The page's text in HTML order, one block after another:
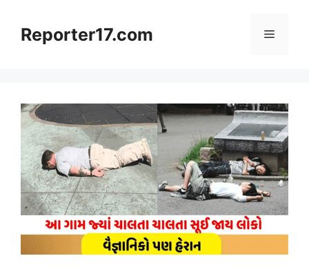
contentReporter17.com Menu